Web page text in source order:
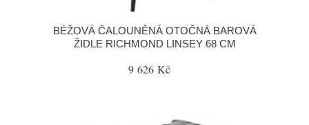
BÉŽOVÁ ČALOUNĚNÁ OTOČNÁ BAROVÁ
ŽIDLE RICHMOND LINSEY 68 CM
9 626 Kč